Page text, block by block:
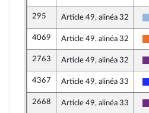
295 Article 49, alinéa 32
4069 Article 49, alinéa 32
2763 Article 49, alinéa 32
4367 Article 49, alinéa 33
2668 Article 49, alinéa 33